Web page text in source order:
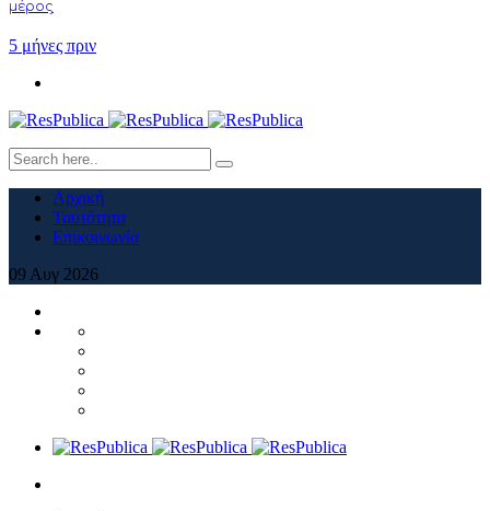
μέρος
5 μήνες πριν
Αρχική
Ταυτότητα
Επικοινωνία
09Αυγ 2026